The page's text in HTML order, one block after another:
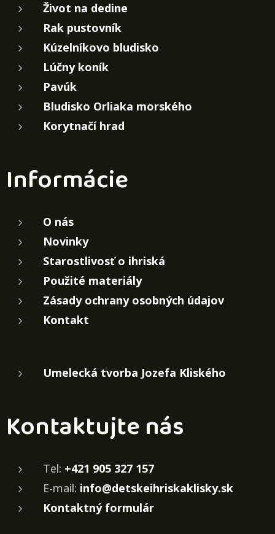
Život na dedine
Rak pustovník
Kúzelníkovo bludisko
Lúčny koník
Pavúk
Bludisko Orliaka morského
Korytnačí hrad
Informácie
O nás
Novinky
Starostlivosť o ihriská
Použité materiály
Zásady ochrany osobných údajov
Kontakt
Umelecká tvorba Jozefa Kliského
Kontaktujte nás
Tel: +421 905 327 157
E-mail: info@detskeihriskaklisky.sk
Kontaktný formulár